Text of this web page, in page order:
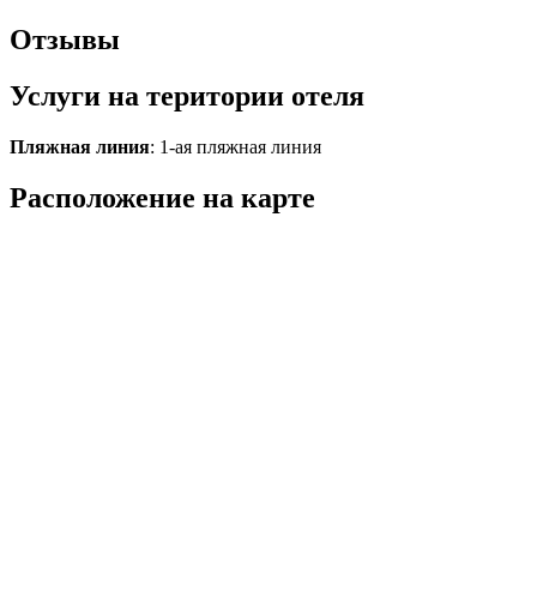
Отзывы
Услуги на територии отеля
Пляжная линия: 1-ая пляжная линия
Расположение на карте